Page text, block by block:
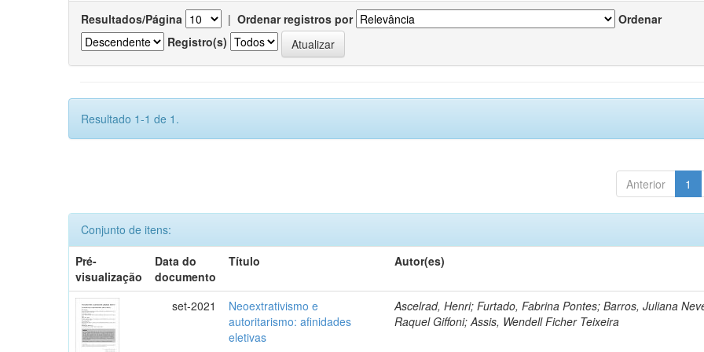
Resultados/Página | Ordenar registros por
Ordenar
Registro(s)
Resultado 1-1 de 1.
Anterior 1
Conjunto de itens:
Pré-
visualização
Data do
documento
Título Autor(es)
set-2021
Neoextrativismo e
autoritarismo: afinidades
eletivas
Ascelrad, Henri; Furtado, Fabrina Pontes; Barros, Juliana
Raquel Giffoni; Assis, Wendell Ficher Teixeira